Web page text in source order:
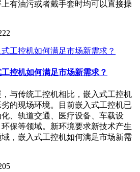
有油污或者戴手套时均可以直接操
控机如何满足市场新需求？
与传统工控机相比，嵌入式工控机
的现场环境。目前嵌入式工控机已
、轨道交通、医疗设备、车载设
保等领域。新环境要求新技术产生
，嵌入式工控机如何满足市场新需